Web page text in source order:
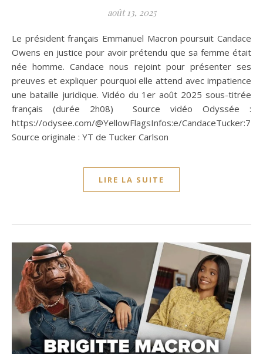
août 13, 2025
Le président français Emmanuel Macron poursuit Candace
Owens en justice pour avoir prétendu que sa femme était
née homme. Candace nous rejoint pour présenter ses
preuves et expliquer pourquoi elle attend avec impatience
une bataille juridique. Vidéo du 1er août 2025 sous-titrée
français (durée 2h08) Source vidéo Odyssée :
https://odysee.com/@YellowFlagsInfos:e/CandaceTucker:7
Source originale : YT de Tucker Carlson
LIRE LA SUITE